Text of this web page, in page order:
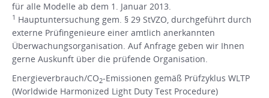
für alle Modelle ab dem 1. Januar 2013.
1 Hauptuntersuchung gem. § 29 StVZO, durchgeführt durch
externe Prüfingenieure einer amtlich anerkannten
Überwachungsorganisation. Auf Anfrage geben wir Ihnen
gerne Auskunft über die prüfende Organisation.
Energieverbrauch/CO2-Emissionen gemäß Prüfzyklus WLTP
(Worldwide Harmonized Light Duty Test Procedure)